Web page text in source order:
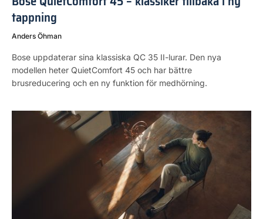
tappning
Anders Öhman
Bose uppdaterar sina klassiska QC 35 II-lurar. Den nya
modellen heter QuietComfort 45 och har bättre
brusreducering och en ny funktion för medhörning.